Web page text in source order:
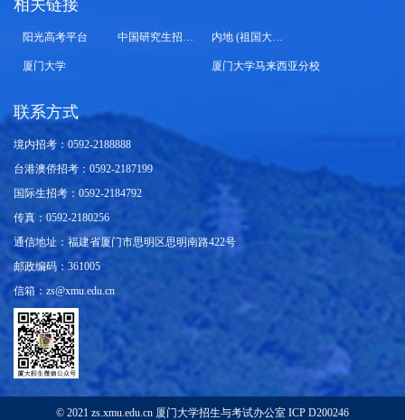
相关链接
阳光高考平台 中国研究生招生信息网 内地 (祖国大陆) 高校面向港澳台招生信息网
厦门大学 厦门大学马来西亚分校
联系方式
境内招考：0592-2188888
台港澳侨招考：0592-2187199
国际生招考：0592-2184792
传真：0592-2180256
通信地址：福建省厦门市思明区思明南路422号
邮政编码：361005
信箱：zs@xmu.edu.cn
© 2021 zs.xmu.edu.cn 厦门大学招生与考试办公室 ICP D200246